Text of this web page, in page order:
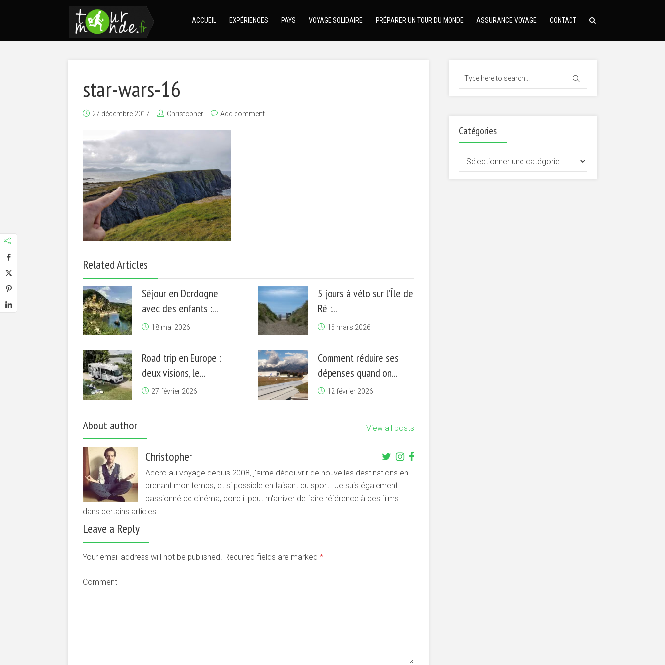
ACCUEIL EXPÉRIENCES PAYS VOYAGE SOLIDAIRE PRÉPARER UN TOUR DU MONDE ASSURANCE VOYAGE CONTACT
star-wars-16
27 décembre 2017 Christopher Add comment
Related Articles
Séjour en Dordogne
avec des enfants :...
18 mai 2026
5 jours à vélo sur l’Île de
Ré :...
16 mars 2026
Road trip en Europe :
deux visions, le...
27 février 2026
Comment réduire ses
dépenses quand on...
12 février 2026
About author View all posts
Christopher
Accro au voyage depuis 2008, j'aime découvrir de nouvelles destinations en
prenant mon temps, et si possible en faisant du sport ! Je suis également
passionné de cinéma, donc il peut m'arriver de faire référence à des films
dans certains articles.
Leave a Reply
Your email address will not be published. Required fields are marked *
Comment
Catégories